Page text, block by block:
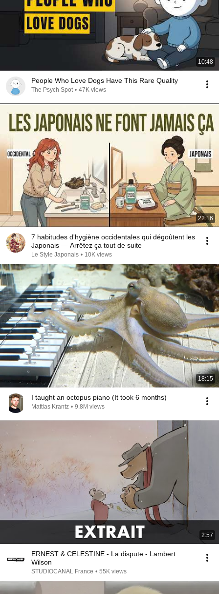
10:48
People Who Love Dogs Have This Rare Quality
The Psych Spot • 47K views
22:16
7 habitudes d'hygiène occidentales qui dégoûtent les
Japonais — Arrêtez ça tout de suite
Le Style Japonais • 10K views
18:15
I taught an octopus piano (It took 6 months)
Mattias Krantz • 9.8M views
2:57
ERNEST & CELESTINE - La dispute - Lambert
Wilson
STUDIOCANAL France • 55K views